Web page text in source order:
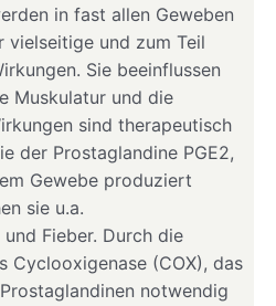
in fast allen Geweben
vielseitige und zum Teil
Sie beeinflussen
Muskulatur und die
sind therapeutisch
der Prostaglandine PGE2,
Gewebe produziert
sie u.a.
Fieber. Durch die
Cyclooxigenase (COX), das
notwendig